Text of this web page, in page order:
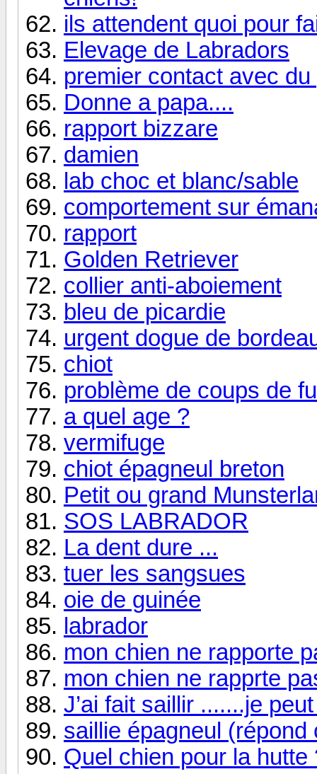
ils attendent quoi pour
Elevage de Labradors
premier contact avec du
Donne a papa....
rapport bizzare
damien
lab choc et blanc/sable
comportement sur
rapport
Golden Retriever
collier anti-aboiement
bleu de picardie
urgent dogue de
chiot
problème de coups de
a quel age ?
vermifuge
chiot épagneul breton
Petit ou grand
SOS LABRADOR
La dent dure ...
tuer les sangsues
oie de guinée
labrador
mon chien ne rapporte
mon chien ne rapprte
J’ai fait saillir .......je
saillie épagneul (répond
Quel chien pour la hutte